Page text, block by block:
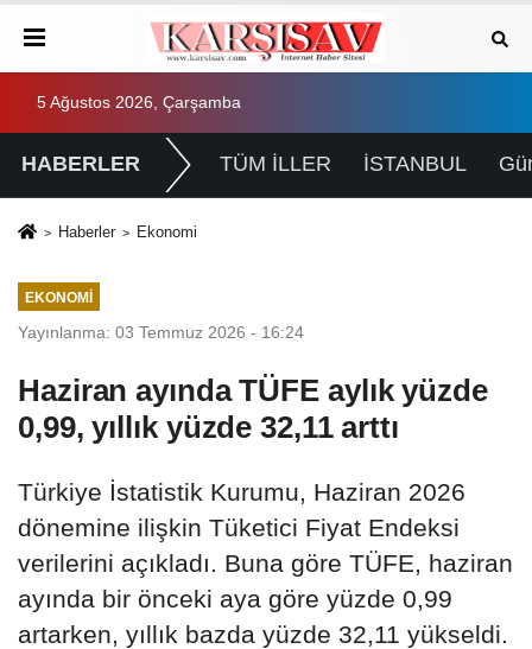
5 Ağustos 2026, Çarşamba
HABERLER TÜM İLLER İSTANBUL
Haberler Ekonomi
EKONOMI
Yayınlanma: 03 Temmuz 2026 - 16:24
Haziran ayında TÜFE aylık yüzde
0,99, yıllık yüzde 32,11 arttı
Türkiye İstatistik Kurumu, Haziran 2026
dönemine ilişkin Tüketici Fiyat Endeksi
verilerini açıkladı. Buna göre TÜFE, haziran
ayında bir önceki aya göre yüzde 0,99
artarken, yıllık bazda yüzde 32,11 yükseldi.